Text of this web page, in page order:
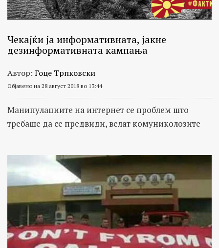
Чекајќи ја информативната, јакне
дезинформативната кампања
Автор: Гоце Трпковски
Објавено на 28 август 2018 во 13:44
Манипулациите на интернет се проблем што
требаше да се предвиди, велат комуниколозите